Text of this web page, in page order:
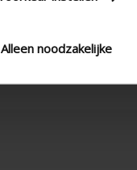
Alleen noodzakelijke